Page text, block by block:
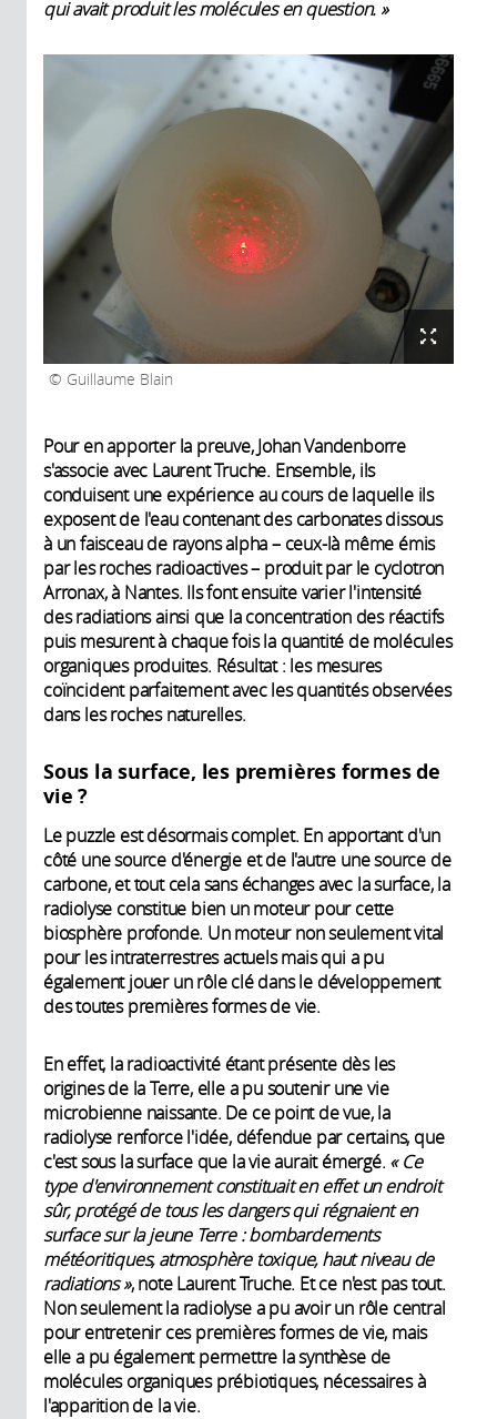
qui avait produit les molécules en question. »
Guillaume Blain
Pour en apporter la preuve, Johan Vandenborre
s'associe avec Laurent Truche. Ensemble, ils
conduisent une expérience au cours de laquelle ils
exposent de l'eau contenant des carbonates dissous
à un faisceau de rayons alpha – ceux-là même émis
par les roches radioactives – produit par le cyclotron
Arronax, à Nantes. Ils font ensuite varier l'intensité
des radiations ainsi que la concentration des réactifs
puis mesurent à chaque fois la quantité de molécules
organiques produites. Résultat : les mesures
coïncident parfaitement avec les quantités observées
dans les roches naturelles.
Sous la surface, les premières formes de
vie ?
Le puzzle est désormais complet. En apportant d'un
côté une source d'énergie et de l'autre une source de
carbone, et tout cela sans échanges avec la surface, la
radiolyse constitue bien un moteur pour cette
biosphère profonde. Un moteur non seulement vital
pour les intraterrestres actuels mais qui a pu
également jouer un rôle clé dans le développement
des toutes premières formes de vie.
En effet, la radioactivité étant présente dès les
origines de la Terre, elle a pu soutenir une vie
microbienne naissante. De ce point de vue, la
radiolyse renforce l'idée, défendue par certains, que
c'est sous la surface que la vie aurait émergé. « Ce
type d'environnement constituait en effet un endroit
sûr, protégé de tous les dangers qui régnaient en
surface sur la jeune Terre : bombardements
météoritiques, atmosphère toxique, haut niveau de
radiations », note Laurent Truche. Et ce n'est pas tout.
Non seulement la radiolyse a pu avoir un rôle central
pour entretenir ces premières formes de vie, mais
elle a pu également permettre la synthèse de
molécules organiques prébiotiques, nécessaires à
l'apparition de la vie.